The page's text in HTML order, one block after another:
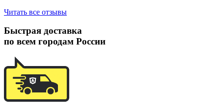
Читать все отзывы
Быстрая доставка
по всем городам России